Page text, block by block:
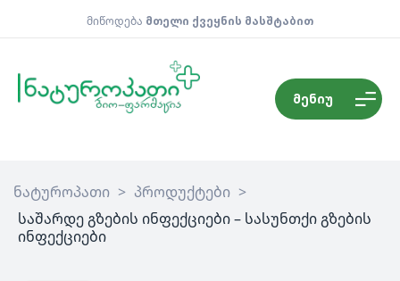
მიწოდება მთელი ქვეყნის მასშტაბით
მენიუ
ნატუროპათი > პროდუქტები >
საშარდე გზების ინფექციები – სასუნთქი გზების
ინფექციები